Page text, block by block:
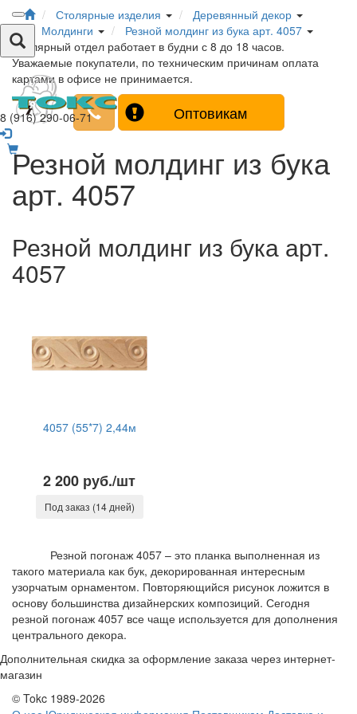
8 (916) 290-06-71
Столярные изделия
Деревянный декор
Молдинги
Резной молдинг из бука арт. 4057
Столярный отдел работает в будни с 8 до 18 часов.
Уважаемые покупатели, по техническим причинам оплата
картами в офисе не принимается.
Оптовикам
Резной молдинг из бука
арт. 4057
Резной молдинг из бука арт.
4057
4057 (55*7) 2,44м
2 200 руб./шт
Под заказ (14 дней)
Резной погонаж 4057 – это планка выполненная из
такого материала как бук, декорированная интересным
узорчатым орнаментом. Повторяющийся рисунок ложится в
основу большинства дизайнерских композиций. Сегодня
резной погонаж 4057 все чаще используется для дополнения
центрального декора.
Дополнительная скидка за оформление заказа через интернет-
магазин
© Tokc 1989-2026